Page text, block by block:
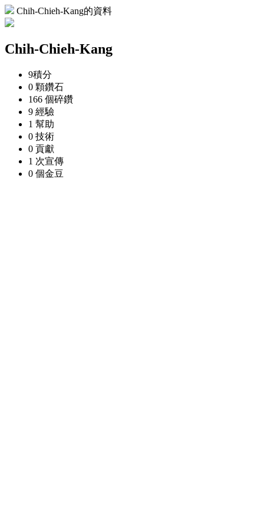
Chih-Chieh-Kang的資料
Chih-Chieh-Kang
9積分
0 顆鑽石
166 個碎鑽
9 經驗
1 幫助
0 技術
0 貢獻
1 次宣傳
0 個金豆